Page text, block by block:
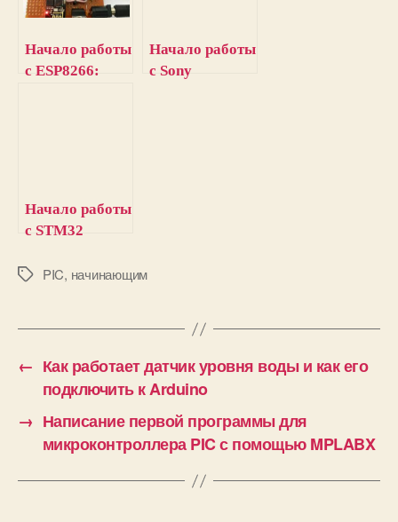
Начало работы
с ESP8266:
Начало работы
с Sony
Начало работы
с STM32
руководство
М
к
PIC, начинающим
← Как работает датчик уровня воды и как его
подключить к Arduino
→ Написание первой программы для
микроконтроллера PIC с помощью MPLABX